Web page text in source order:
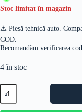
Stoc limitat în magazin
⚠️ Piesă tehnică auto.
COD.
Recomandăm verificarea
4 în stoc
Cantitate
Injector
Peugeot